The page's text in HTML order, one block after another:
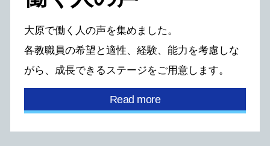
⼤原で働く⼈の声を集めました。
各教職員の希望と適性、経験、能⼒を考慮しな
がら、 成⻑できるステージをご⽤意します。
Read more